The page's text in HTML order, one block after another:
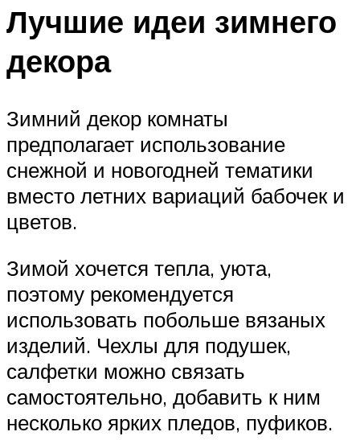
Лучшие идеи зимнего
декора
Зимний декор комнаты
предполагает использование
снежной и новогодней тематики
вместо летних вариаций бабочек и
цветов.
Зимой хочется тепла, уюта,
поэтому рекомендуется
использовать побольше вязаных
изделий. Чехлы для подушек,
салфетки можно связать
самостоятельно, добавить к ним
несколько ярких пледов, пуфиков.